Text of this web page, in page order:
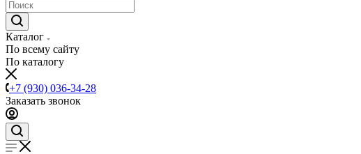
Каталог
По всему сайту
По каталогу
+7 (930) 036-34-28
Заказать звонок